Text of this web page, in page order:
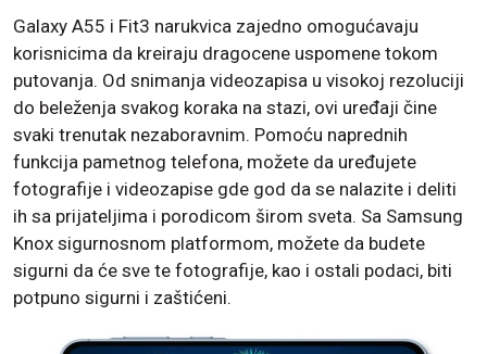
Galaxy A55 i Fit3 narukvica zajedno omogućavaju
korisnicima da kreiraju dragocene uspomene tokom
putovanja. Od snimanja videozapisa u visokoj rezoluciji
do beleženja svakog koraka na stazi, ovi uređaji čine
svaki trenutak nezaboravnim. Pomoću naprednih
funkcija pametnog telefona, možete da uređujete
fotografije i videozapise gde god da se nalazite i deliti
ih sa prijateljima i porodicom širom sveta. Sa Samsung
Knox sigurnosnom platformom, možete da budete
sigurni da će sve te fotografije, kao i ostali podaci, biti
potpuno sigurni i zaštićeni.